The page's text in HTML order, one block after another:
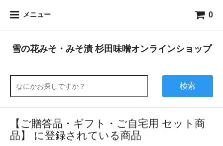
メニュー 0
雪の花みそ・みそ漬 杉田味噌オンラインショップ
検索
【ご贈答品・ギフト・ご自宅用 セット商
品】 に登録されている商品